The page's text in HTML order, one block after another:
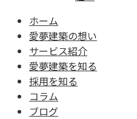
ホーム
愛夢建築の想い
サービス紹介
愛夢建築を知る
採用を知る
コラム
ブログ